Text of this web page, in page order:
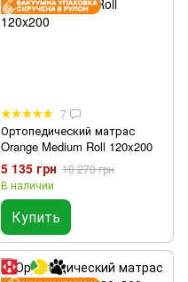
7
Ортопедический матрас
Orange Medium Roll 120x200
5 135 грн 10 270 грн
В наличии
Купить